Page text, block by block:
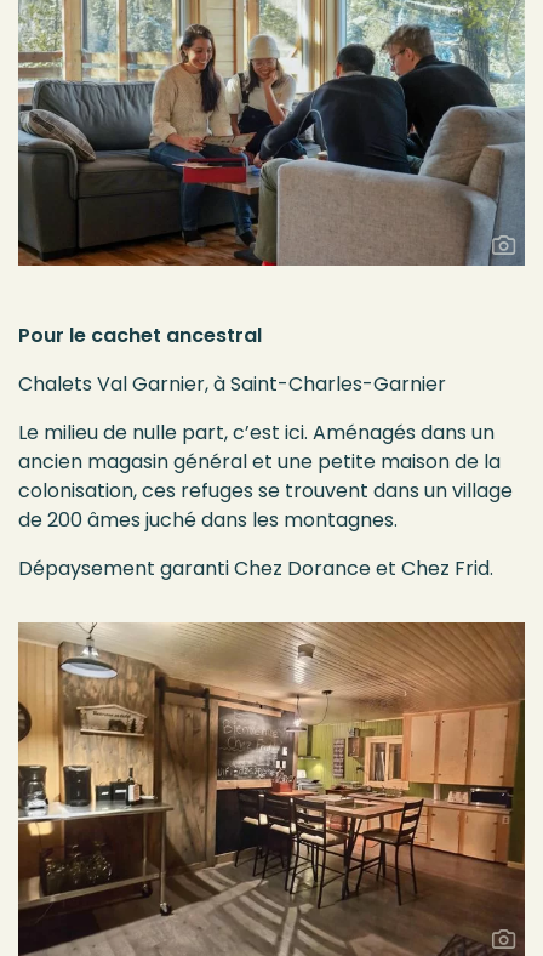
Pour le cachet ancestral
Chalets Val Garnier, à Saint-Charles-Garnier
Le milieu de nulle part, c’est ici. Aménagés dans un
ancien magasin général et une petite maison de la
colonisation, ces refuges se trouvent dans un village
de 200 âmes juché dans les montagnes.
Dépaysement garanti Chez Dorance et Chez Frid.